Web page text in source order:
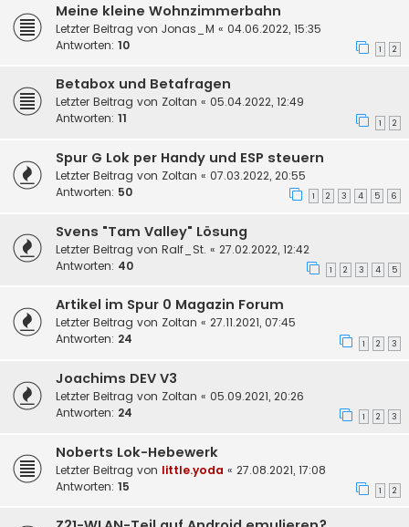
Meine kleine Wohnzimmerbahn
Letzter Beitrag von Jonas_M « 04.06.2022, 15:35
Antworten: 10 1 2
Betabox und Betafragen
Letzter Beitrag von Zoltan « 05.04.2022, 12:49
Antworten: 11 1 2
Spur G Lok per Handy und ESP steuern
Letzter Beitrag von Zoltan « 07.03.2022, 20:55
Antworten: 50 1 2 3 4 5 6
Svens "Tam Valley" Lösung
Letzter Beitrag von Ralf_St. « 27.02.2022, 12:42
Antworten: 40 1 2 3 4 5
Artikel im Spur 0 Magazin Forum
Letzter Beitrag von Zoltan « 27.11.2021, 07:45
Antworten: 24 1 2 3
Joachims DEV V3
Letzter Beitrag von Zoltan « 05.09.2021, 20:26
Antworten: 24 1 2 3
Noberts Lok-Hebewerk
Letzter Beitrag von little.yoda « 27.08.2021, 17:08
Antworten: 15 1 2